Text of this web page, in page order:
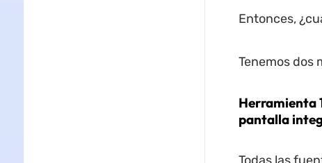
Entonces,
Tenemos dos
Herramienta
pantalla